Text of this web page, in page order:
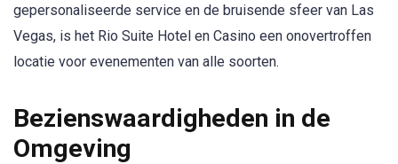
gepersonaliseerde service en de bruisende sfeer van Las
Vegas, is het Rio Suite Hotel en Casino een onovertroffen
locatie voor evenementen van alle soorten.
Bezienswaardigheden in de
Omgeving